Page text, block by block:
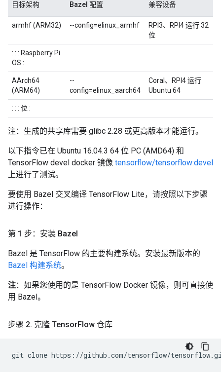
目标架构 Bazel 配置 兼容设备
armhf (ARM32) --config=elinux_armhf
RPI3、RPI4 运行 32
位
: : : Raspberry Pi
OS :
AArch64
(ARM64)
--
config=elinux_aarch64
Coral、RPI4 运行
Ubuntu 64
: : : 位 :
注：生成的共享库需要 glibc 2.28 或更高版本才能运行。
以下指令已在 Ubuntu 16.04.3 64 位 PC (AMD64) 和
TensorFlow devel docker 镜像 tensorflow/tensorflow:devel
上进行了测试。
要使用 Bazel 交叉编译 TensorFlow Lite，请按照以下步骤
进行操作：
第 1 步：安装 Bazel
Bazel 是 TensorFlow 的主要构建系统。安装最新版本的
Bazel 构建系统。
注：如果您使用的是 TensorFlow Docker 镜像，则可直接使
用 Bazel。
步骤 2. 克隆 TensorFlow 仓库
git clone https://github.com/tensorflow/